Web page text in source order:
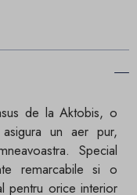
de la Aktobis, o
un aer pur,
Special
remarcabile si o
pentru orice interior